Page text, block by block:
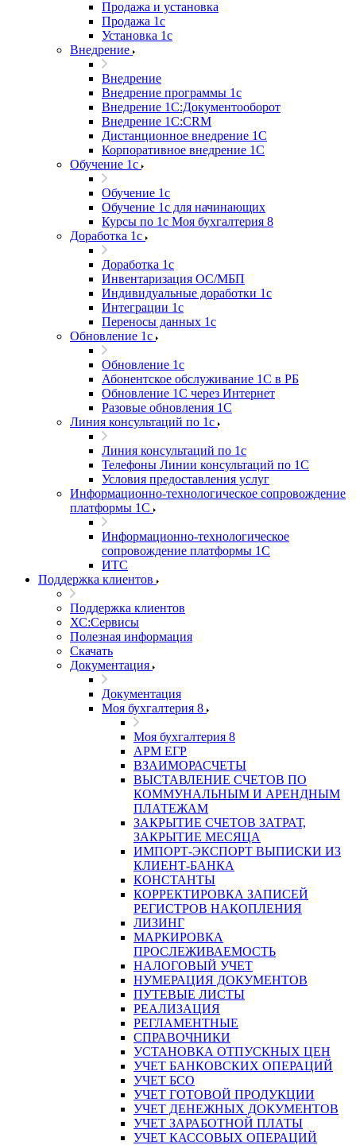
Продажа и установка
Продажа 1с
Установка 1с
Внедрение
Внедрение
Внедрение программы 1с
Внедрение 1С:Документооборот
Внедрение 1С:CRM
Дистанционное внедрение 1С
Корпоративное внедрение 1С
Обучение 1с
Обучение 1с
Обучение 1с для начинающих
Курсы по 1с Моя бухгалтерия 8
Доработка 1с
Доработка 1с
Инвентаризация ОС/МБП
Индивидуальные доработки 1с
Интеграции 1с
Переносы данных 1с
Обновление 1с
Обновление 1с
Абонентское обслуживание 1С в РБ
Обновление 1С через Интернет
Разовые обновления 1С
Линия консультаций по 1с
Линия консультаций по 1с
Телефоны Линии консультаций по 1С
Условия предоставления услуг
Информационно-технологическое сопровождение
платформы 1С
Информационно-технологическое
сопровождение платформы 1С
ИТС
Поддержка клиентов
Поддержка клиентов
ХС:Сервисы
Полезная информация
Скачать
Документация
Документация
Моя бухгалтерия 8
Моя бухгалтерия 8
АРМ ЕГР
ВЗАИМОРАСЧЕТЫ
ВЫСТАВЛЕНИЕ СЧЕТОВ ПО
КОММУНАЛЬНЫМ И АРЕНДНЫМ
ПЛАТЕЖАМ
ЗАКРЫТИЕ СЧЕТОВ ЗАТРАТ,
ЗАКРЫТИЕ МЕСЯЦА
ИМПОРТ-ЭКСПОРТ ВЫПИСКИ ИЗ
КЛИЕНТ-БАНКА
КОНСТАНТЫ
КОРРЕКТИРОВКА ЗАПИСЕЙ
РЕГИСТРОВ НАКОПЛЕНИЯ
ЛИЗИНГ
МАРКИРОВКА
ПРОСЛЕЖИВАЕМОСТЬ
НАЛОГОВЫЙ УЧЕТ
НУМЕРАЦИЯ ДОКУМЕНТОВ
ПУТЕВЫЕ ЛИСТЫ
РЕАЛИЗАЦИЯ
РЕГЛАМЕНТНЫЕ
СПРАВОЧНИКИ
УСТАНОВКА ОТПУСКНЫХ ЦЕН
УЧЕТ БАНКОВСКИХ ОПЕРАЦИЙ
УЧЕТ БСО
УЧЕТ ГОТОВОЙ ПРОДУКЦИИ
УЧЕТ ДЕНЕЖНЫХ ДОКУМЕНТОВ
УЧЕТ ЗАРАБОТНОЙ ПЛАТЫ
УЧЕТ КАССОВЫХ ОПЕРАЦИЙ